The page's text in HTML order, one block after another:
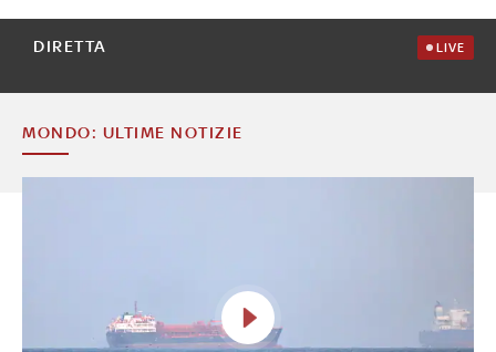
DIRETTA LIVE
MONDO: ULTIME NOTIZIE